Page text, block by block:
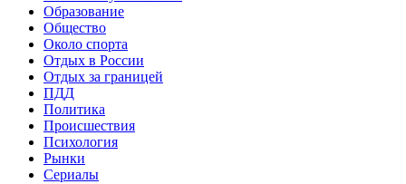
Образование
Общество
Около спорта
Отдых в России
Отдых за границей
ПДД
Политика
Происшествия
Психология
Рынки
Сериалы